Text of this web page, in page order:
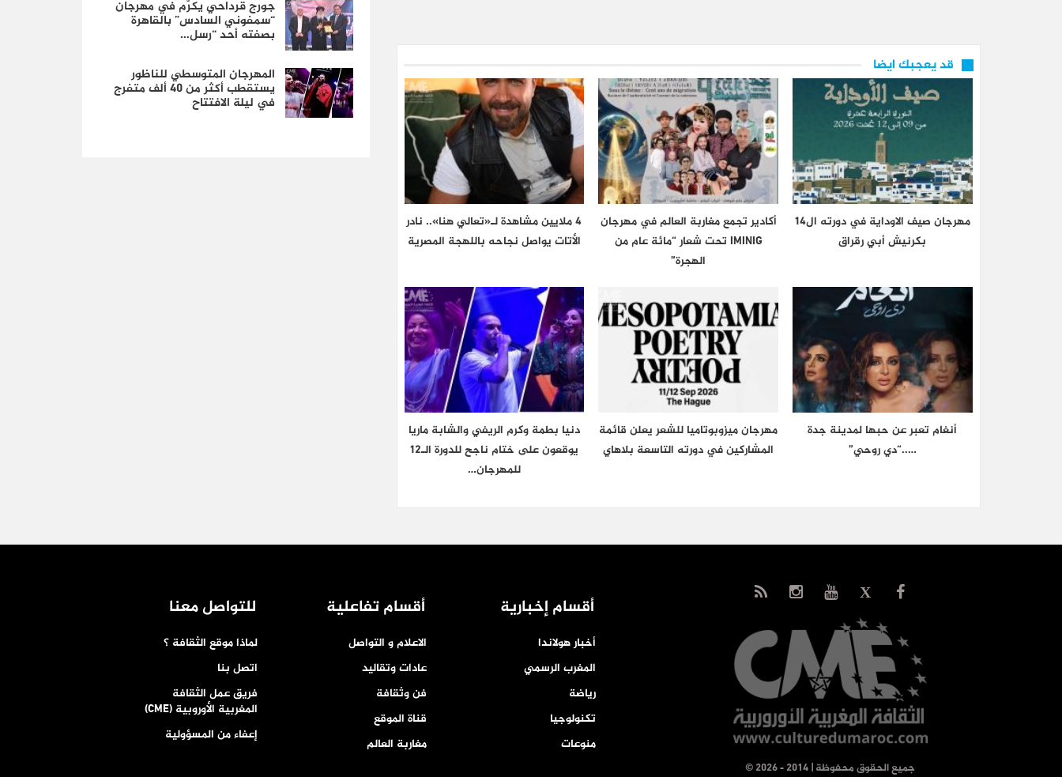
قد يعجبك ايضا
مهرجان صيف الاوداية في دورته ال14
بكرنيش أبي رقراق
أكادير تجمع مغاربة العالم في مهرجان
IMINIG تحت شعار “مائة عام من
الهجرة”
4 ملايين مشاهدة لـ«تعالي هنا».. نادر
الأتات يواصل نجاحه باللهجة المصرية
أنغام تعبر عن حبها لمدينة جدة
…..“دي روحي”
مهرجان ميزوبوتاميا للشعر يعلن قائمة
المشاركين في دورته التاسعة بلاهاي
دنيا بطمة وكرم الريفي والشابة ماريا
يوقعون على ختام ناجح للدورة الـ12
للمهرجان…
جورج قرداحي يُكرَّم في مهرجان
“سمفوني السادس” بالقاهرة
بصفته أحد “رسل…
المهرجان المتوسطي للناظور
يستقطب أكثر من 40 ألف متفرج
في ليلة الافتتاح
© جميع الحقوق محفوظة | 2014 - 2026
أقسام إخبارية
أخبار هولاندا
المغرب الرسمي
رياضة
تكنولوجيا
منوعات
أقسام تفاعلية
الاعلام و التواصل
عادات وتقاليد
فن وثقافة
قناة الموقع
مغاربة العالم
للتواصل معنا
لماذا موقع الثقافة ؟
اتصل بنا
فريق عمل الثقافة
المغربية الأوروبية (CME)
إعفاء من المسؤولية